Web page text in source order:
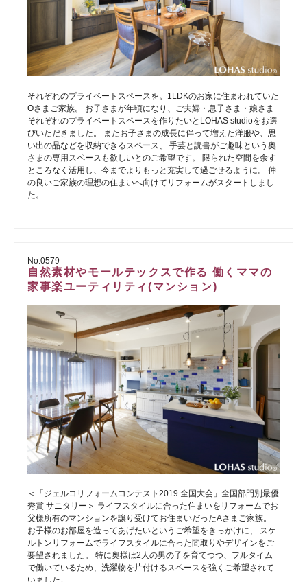
それぞれのプライベートスペースを。1LDKのお家に住まわれていた
Oさまご家族。 お子さまが年頃になり、ご夫婦・息子さま・娘さま
それぞれのプライベートスペースを作りたいとLOHAS studioをお選
びいただきました。 またお子さまの成長に伴って増えた洋服や、思
い出の品などを収納できるスペース、 手芸と読書がご趣味という奥
さまの専用スペースも欲しいとのご希望です。 限られた空間を余す
ところなく活用し、今までよりもっと充実して過ごせるように。 仲
の良いご家族の理想の住まいへ向けてリフォームがスタートしまし
た。
No.0579
自然素材やモールテックスで作る 働くママの
家事楽ユーティリティ(マンション)
＜「ジェルコリフォームコンテスト2019 全国大会」全国部門別最優
秀賞 サニタリー＞ ライフスタイルに合った住まいをリフォームでお
父様所有のマンションを譲り受けてお住まいだったAさまご家族。
お子様のお部屋を造ってあげたいというご希望をきっかけに、 スケ
ルトンリフォームでライフスタイルに合った間取りやデザインをご
要望されました。 特に奥様は2人の男の子を育てつつ、フルタイム
で働いているため、洗濯物を片付けるスペースを強くご希望されて
いました。